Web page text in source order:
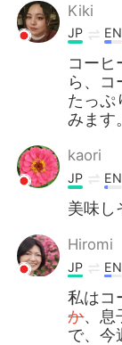
Kiki
JP EN
コーヒ
ら、コ
たっぷ
みます。
kaori
JP EN
美味し
Hiromi
JP EN
私はコ
か、息
で、今